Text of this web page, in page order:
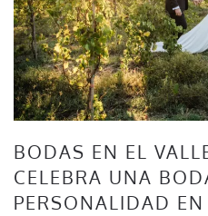
BODAS EN EL
CELEBRA UNA
PERSONALIDAD